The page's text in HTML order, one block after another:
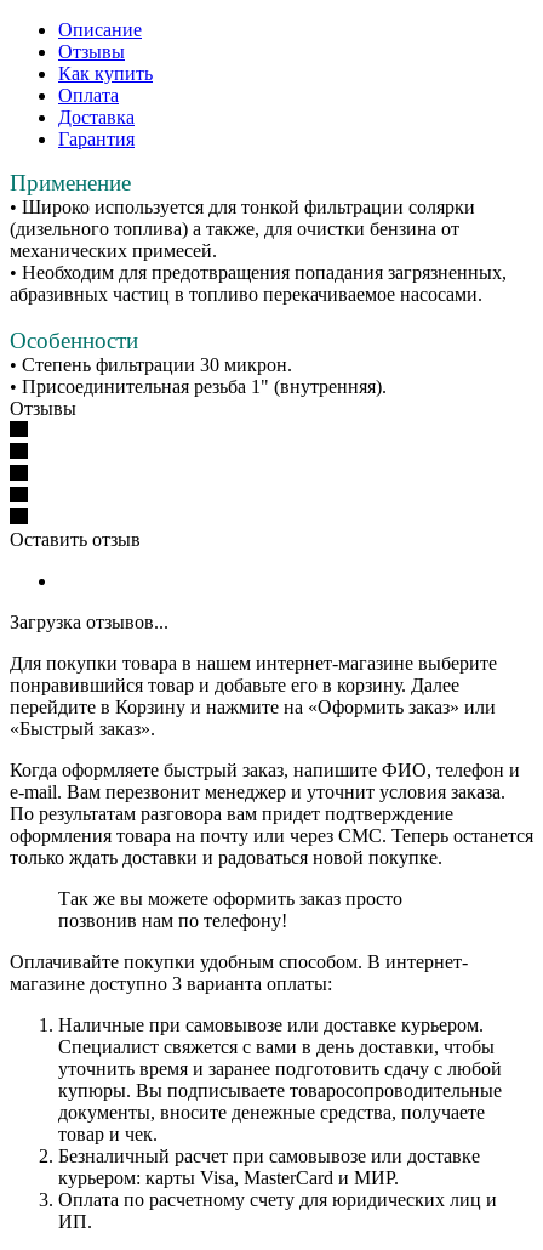
Описание
Отзывы
Как купить
Оплата
Доставка
Гарантия
Применение
• Широко используется для тонкой фильтрации солярки
(дизельного топлива) а также, для очистки бензина от
механических примесей.
• Необходим для предотвращения попадания загрязненных,
абразивных частиц в топливо перекачиваемое насосами.
Особенности
• Степень фильтрации 30 микрон.
• Присоединительная резьба 1" (внутренняя).
Отзывы
Оставить отзыв
Загрузка отзывов...
Для покупки товара в нашем интернет-магазине выберите
понравившийся товар и добавьте его в корзину. Далее
перейдите в Корзину и нажмите на «Оформить заказ» или
«Быстрый заказ».
Когда оформляете быстрый заказ, напишите ФИО, телефон и
e-mail. Вам перезвонит менеджер и уточнит условия заказа.
По результатам разговора вам придет подтверждение
оформления товара на почту или через СМС. Теперь останется
только ждать доставки и радоваться новой покупке.
Так же вы можете оформить заказ просто
позвонив нам по телефону!
Оплачивайте покупки удобным способом. В интернет-
магазине доступно 3 варианта оплаты:
Наличные при самовывозе или доставке курьером.
Специалист свяжется с вами в день доставки, чтобы
уточнить время и заранее подготовить сдачу с любой
купюры. Вы подписываете товаросопроводительные
документы, вносите денежные средства, получаете
товар и чек.
Безналичный расчет при самовывозе или доставке
курьером: карты Visa, MasterCard и МИР.
Оплата по расчетному счету для юридических лиц и
ИП.